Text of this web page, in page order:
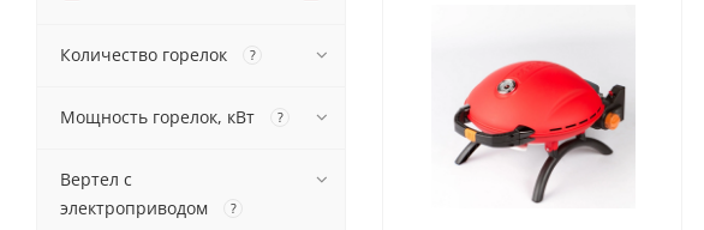
Количество горелок ?
Мощность горелок, кВт ?
Вертел с
электроприводом
?